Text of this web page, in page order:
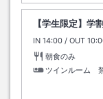
【学生限定】学
IN チェックイン
14:00 / OUT チェ
朝食のみ
ツインルーム